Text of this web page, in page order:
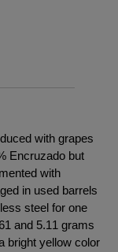
with grapes
Encruzado but
with
in used barrels
steel for one
and 5.11 grams
bright yellow color